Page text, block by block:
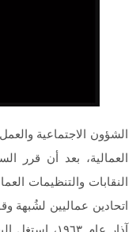
الشؤون الاجتماعية
العمالية، بعد أن قرر
النقابات والتنظيمات
اتحادين عماليين لشُبهة